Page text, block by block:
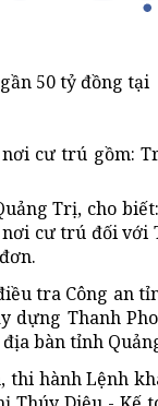
50 tỷ đồng tại
cư trú gồm:
Trị, cho
cư trú đối
tra Công
dựng Thanh
bàn tỉnh
hành Lệnh